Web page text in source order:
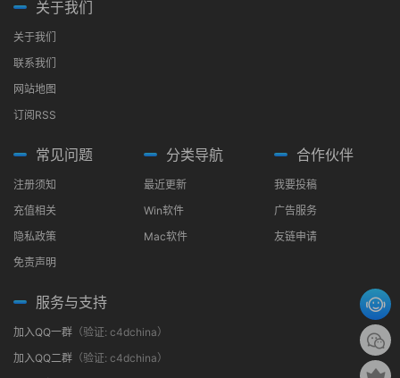
关于我们
关于我们
联系我们
网站地图
订阅RSS
常见问题
注册须知
充值相关
隐私政策
免责声明
分类导航
最近更新
Win软件
Mac软件
合作伙伴
我要投稿
广告服务
友链申请
服务与支持
加入QQ一群 （验证: c4dchina）
加入QQ二群 （验证: c4dchina）